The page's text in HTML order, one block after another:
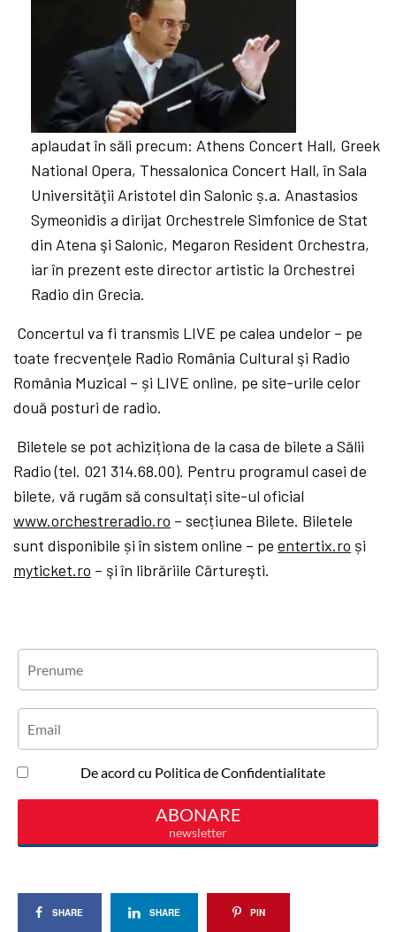
aplaudat în săli precum: Athens Concert Hall, Greek
National Opera, Thessalonica Concert Hall, în Sala
Universităţii Aristotel din Salonic ș.a. Anastasios
Symeonidis a dirijat Orchestrele Simfonice de Stat
din Atena şi Salonic, Megaron Resident Orchestra,
iar în prezent este director artistic la Orchestrei
Radio din Grecia.
Concertul va fi transmis LIVE pe calea undelor – pe
toate frecvenţele Radio România Cultural şi Radio
România Muzical – și LIVE online, pe site-urile celor
două posturi de radio.
Biletele se pot achiziționa de la casa de bilete a Sălii
Radio (tel. 021 314.68.00). Pentru programul casei de
bilete, vă rugăm să consultați site-ul oficial
www.orchestreradio.ro – secțiunea Bilete. Biletele
sunt disponibile și în sistem online – peentertix.ro și
myticket.ro – şi în librăriile Cărtureşti.
SHARE SHARE PIN